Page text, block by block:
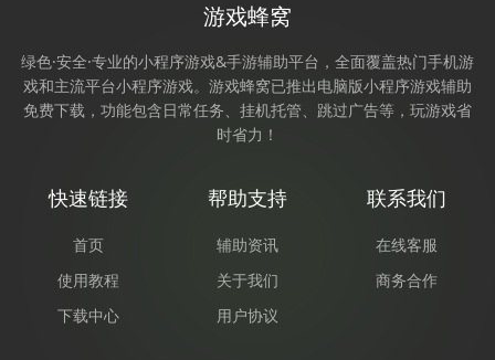
游戏蜂窝
绿色·安全·专业的小程序游戏&手游辅助平台，全面覆盖热门手机游
戏和主流平台小程序游戏。游戏蜂窝已推出电脑版小程序游戏辅助
免费下载，功能包含日常任务、挂机托管、跳过广告等，玩游戏省
时省力！
快速链接
首页
使用教程
下载中心
帮助支持
辅助资讯
关于我们
用户协议
联系我们
在线客服
商务合作